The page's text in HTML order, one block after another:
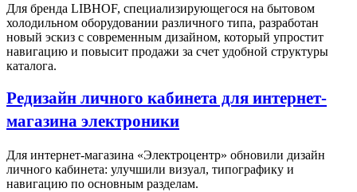
Для бренда LIBHOF, специализирующегося на бытовом
холодильном оборудовании различного типа, разработан
новый эскиз с современным дизайном, который упростит
навигацию и повысит продажи за счет удобной структуры
каталога.
Редизайн личного кабинета для интернет-
магазина электроники
Для интернет-магазина «Электроцентр» обновили дизайн
личного кабинета: улучшили визуал, типографику и
навигацию по основным разделам.